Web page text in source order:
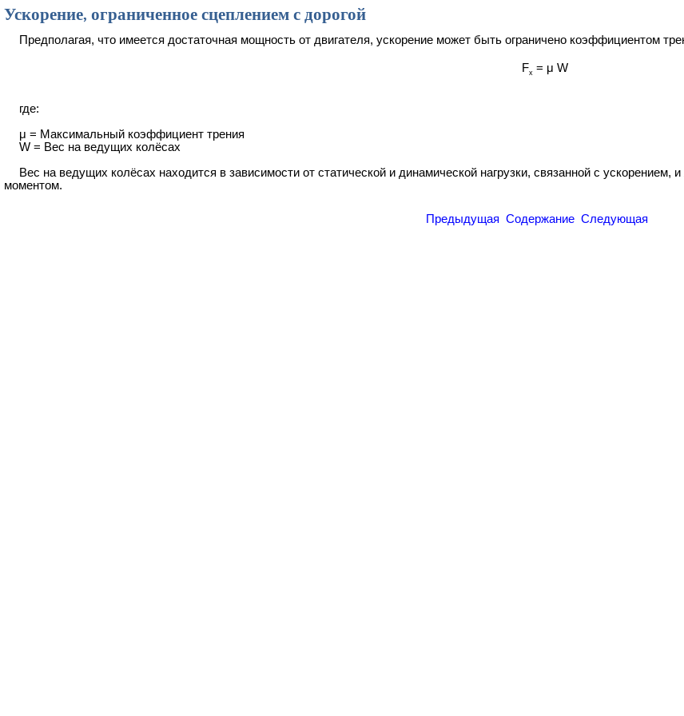
Ускорение, ограниченное сцеплением с дорогой
Предполагая, что имеется достаточная мощность от двигателя, ускорение может быть ограничено коэффициентом
Fx = μ W
где:
μ = Максимальный коэффициент трения
W = Вес на ведущих колёсах
Вес на ведущих колёсах находится в зависимости от статической и динамической нагрузки, связанной с ускорением,
моментом.
Предыдущая Содержание Следующая